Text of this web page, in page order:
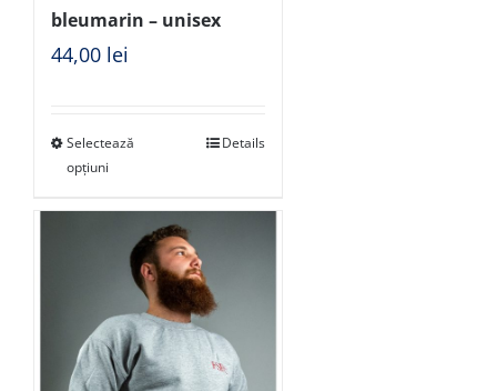
bleumarin – unisex
44,00 lei
Selectează
opțiuni
Details